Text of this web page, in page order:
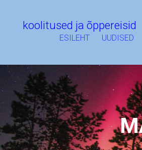
koolitused ja õppereisid
ESILEHT UUDISED